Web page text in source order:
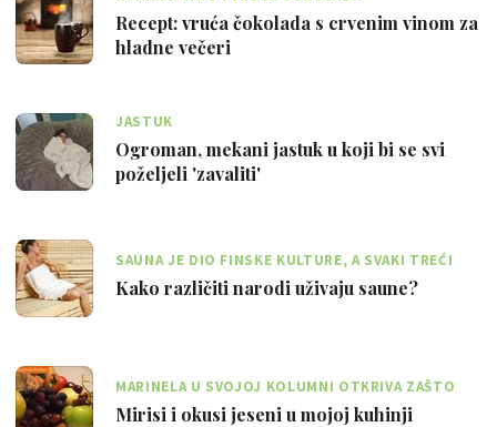
Recept: vruća čokolada s crvenim vinom za
hladne večeri
JASTUK
Ogroman, mekani jastuk u koji bi se svi
poželjeli 'zavaliti'
SAUNA JE DIO FINSKE KULTURE, A SVAKI TREĆI
FINAC IMA SAUNU U SVOM DOMU
Kako različiti narodi uživaju saune?
MARINELA U SVOJOJ KOLUMNI OTKRIVA ZAŠTO
NJEZIN DOM MIRIŠE NA TOPLU JESEN
Mirisi i okusi jeseni u mojoj kuhinji